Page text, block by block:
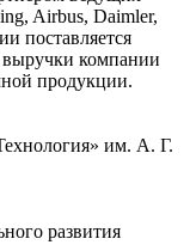
Airbus, Daimler,
поставляется
выручки компании
продукции.
им. А. Г.
развития